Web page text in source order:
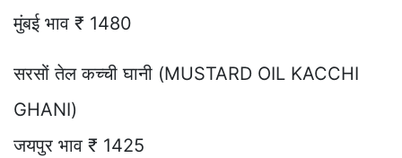
मुंबई भाव ₹ 1480
सरसों तेल कच्ची घानी (MUSTARD OIL KACCHI
GHANI)
जयपुर भाव ₹ 1425